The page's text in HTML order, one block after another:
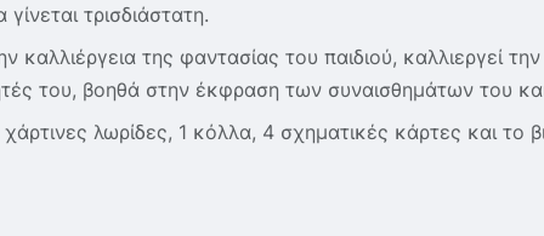
τρισδιάστατη.
καλλιέργεια της φαντασίας του παιδιού, καλλιεργεί
του, βοηθά στην έκφραση των συναισθημάτων του
λωρίδες, 1 κόλλα, 4 σχηματικές κάρτες και το